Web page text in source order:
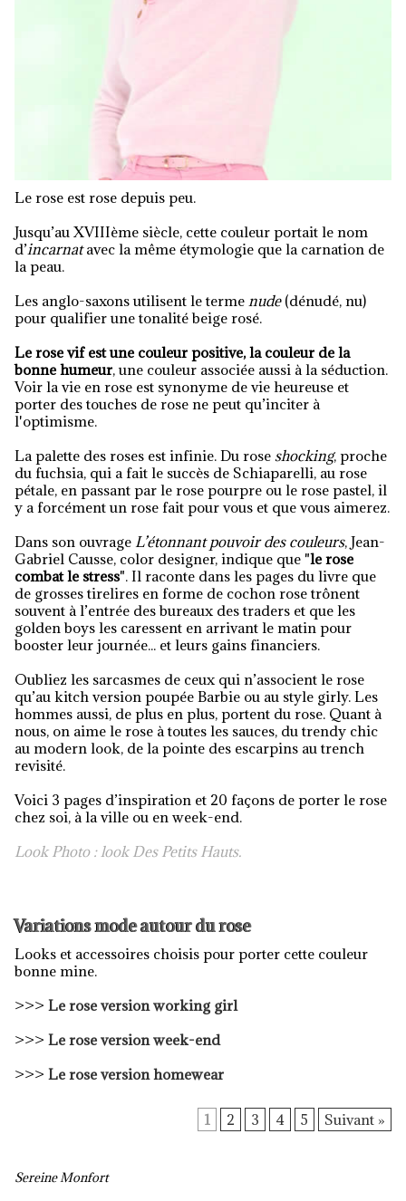
Le rose est rose depuis peu.
Jusqu’au XVIIIème siècle, cette couleur portait le nom
d’incarnatavec la même étymologie que la carnation de
la peau.
Les anglo-saxons utilisent le terme nude(dénudé, nu)
pour qualifier une tonalité beige rosé.
Le rose vif est une couleur positive, la couleur de la
bonne humeur, une couleur associée aussi à la séduction.
Voir la vie en rose est synonyme de vie heureuse et
porter des touches de rose ne peut qu’inciter à
l'optimisme.
La palette des roses est infinie. Du rose shocking, proche
du fuchsia, qui a fait le succès de Schiaparelli, au rose
pétale, en passant par le rose pourpre ou le rose pastel, il
y a forcément un rose fait pour vous et que vous aimerez.
Dans son ouvrage L’étonnant pouvoir des couleurs, Jean-
Gabriel Causse, color designer, indique que "le rose
combat le stress". Il raconte dans les pages du livre que
de grosses tirelires en forme de cochon rose trônent
souvent à l’entrée des bureaux des traders et que les
golden boys les caressent en arrivant le matin pour
booster leur journée... et leurs gains financiers.
Oubliez les sarcasmes de ceux qui n’associent le rose
qu’au kitch version poupée Barbie ou au style girly. Les
hommes aussi, de plus en plus, portent du rose. Quant à
nous, on aime le rose à toutes les sauces, du trendy chic
au modern look, de la pointe des escarpins au trench
revisité.
Voici 3 pages d’inspiration et 20 façons de porter le rose
chez soi, à la ville ou en week-end.
Look Photo : look Des Petits Hauts.
Variations mode autour du rose
Looks et accessoires choisis pour porter cette couleur
bonne mine.
>>> Le rose version working girl
>>> Le rose version week-end
>>> Le rose version homewear
1 2 3 4 5 Suivant »
Sereine Monfort